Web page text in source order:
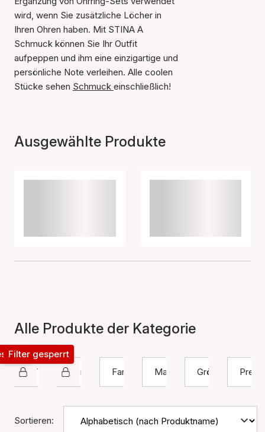
wird, wenn Sie zusätzliche Löcher in
Ihren Ohren haben. Mit STINA A
Schmuck können Sie Ihr Outfit
aufpeppen und ihm eine einzigartige und
persönliche Note verleihen. Alle coolen
Stücke sehen Schmuck einschließlich!
Ausgewählte Produkte
Alle Produkte der Kategorie
STINE A Jewelry
Ohrringe
Filter gesperrt
Farbe
Material Größe Preis
Sortieren: